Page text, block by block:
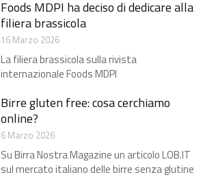
Foods MDPI ha deciso di dedicare alla
filiera brassicola
16 Marzo 2026
La filiera brassicola sulla rivista
internazionale Foods MDPI
Birre gluten free: cosa cerchiamo
online?
6 Marzo 2026
Su Birra Nostra Magazine un articolo LOB.IT
sul mercato italiano delle birre senza glutine